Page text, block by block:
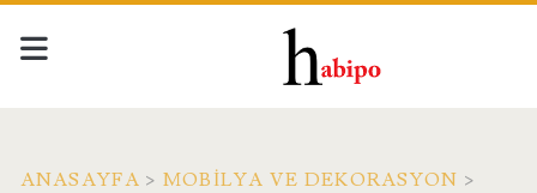
ANASAYFA > MOBILYA VE DEKORASYON >